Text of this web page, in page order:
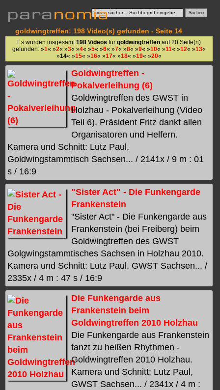
goldwingtreffen: 198 Video(s) gefunden - Seite 14
Es wurden insgesamt 198 Videos für goldwingtreffenauf 20 Seite(n)
gefunden: »1« »2« »3« »4« »5« »6« »7« »8« »9« »10« »11« »12« »13«
»14« »15« »16« »17« »18« »19« »20«
Goldwingtreffen -
Pokalverleihung (6)
Goldwingtreffen des GWST in
Holzhau - Pokalverleihung (Video
Teil 6). Präsident Fritz dankt allen
Organisatoren und Helfern.
Kamera und Schnitt: Lutz Paul,
Goldwingstammtisch Sachsen... / 2141x / 9 m : 01
s / 16:9
"Sister Act" - Die Funkengarde
Frankenstein
"Sister Act" - Die Funkengarde aus
Frankenstein (bei Freiberg) beim
Goldwingtreffen des GWST
Golgwingstammtisches Sachsen in Holzhau 2010.
Kamera und Schnitt: Lutz Paul, GWST Sachsen... /
2335x / 4 m : 47 s / 16:9
Die Funkengarde aus
Frankenstein beim
Goldwingtreffen 2010 Holzhau
Die Funkengarde aus Frankenstein
tanzt zu heißen Rhythmen -
Goldwingtreffen 2010 Holzhau.
Kamera und Schnitt: Lutz Paul,
GWST Sachsen... / 2341x / 4 m :